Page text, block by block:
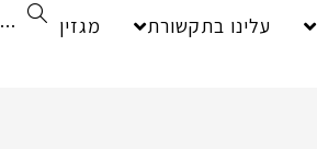
עלינו בתקשורת מגזין ···